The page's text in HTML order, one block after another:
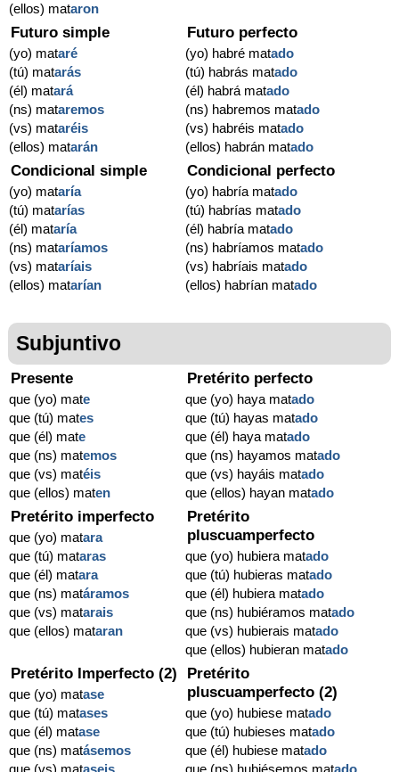
(ellos) mataron
Futuro simple
(yo) mataré
(tú) matarás
(él) matará
(ns) mataremos
(vs) mataréis
(ellos) matarán
Futuro perfecto
(yo) habré matado
(tú) habrás matado
(él) habrá matado
(ns) habremos matado
(vs) habréis matado
(ellos) habrán matado
Condicional simple
(yo) mataría
(tú) matarías
(él) mataría
(ns) mataríamos
(vs) mataríais
(ellos) matarían
Condicional perfecto
(yo) habría matado
(tú) habrías matado
(él) habría matado
(ns) habríamos matado
(vs) habríais matado
(ellos) habrían matado
Subjuntivo
Presente
que (yo) mate
que (tú) mates
que (él) mate
que (ns) matemos
que (vs) matéis
que (ellos) maten
Pretérito perfecto
que (yo) haya matado
que (tú) hayas matado
que (él) haya matado
que (ns) hayamos matado
que (vs) hayáis matado
que (ellos) hayan matado
Pretérito imperfecto
que (yo) matara
que (tú) mataras
que (él) matara
que (ns) matáramos
que (vs) matarais
que (ellos) mataran
Pretérito
pluscuamperfecto
que (yo) hubiera matado
que (tú) hubieras matado
que (él) hubiera matado
que (ns) hubiéramos matado
que (vs) hubierais matado
que (ellos) hubieran matado
Pretérito Imperfecto (2)
que (yo) matase
que (tú) matases
que (él) matase
que (ns) matásemos
Pretérito
pluscuamperfecto (2)
que (yo) hubiese matado
que (tú) hubieses matado
que (él) hubiese matado